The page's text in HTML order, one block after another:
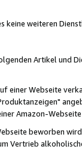
keine weiteren
Artikel und
einer Webseite
Amazon-
beworben
Vertrieb